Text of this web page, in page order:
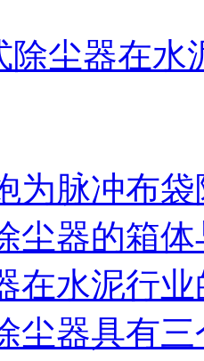
除尘器在水
为脉冲布
尘器的箱
在水泥行
尘器具有